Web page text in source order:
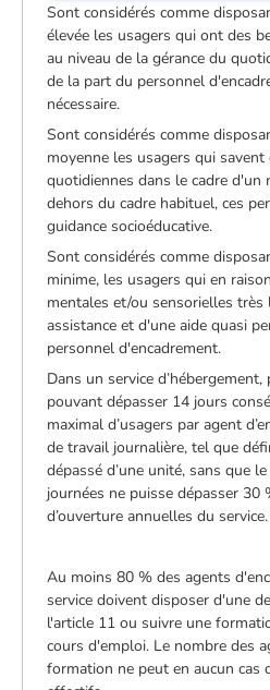
Sont considérés comme
élevée les usagers qui ont des
au niveau de la gérance du
de la part du personnel
nécessaire.
Sont considérés comme
moyenne les usagers qui savent
quotidiennes dans le cadre d'un
dehors du cadre habituel, ces
guidance socioéducative.
Sont considérés comme
minime, les usagers qui en
mentales et/ou sensorielles
assistance et d'une aide quasi
personnel d'encadrement.
Dans un service
pouvant dépasser 14 jours
maximal d’usagers par agent
de travail journalière, tel que
dépassé d’une unité, sans que
journées ne puisse dépasser 30
d’ouverture annuelles du service.
Au moins 80 % des agents
service doivent disposer d'une
l'article 11 ou suivre une
cours d'emploi. Le nombre des
formation ne peut en aucun cas